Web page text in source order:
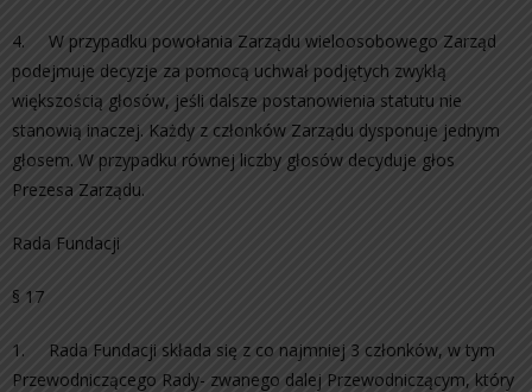
4. W przypadku powołania Zarządu wieloosobowego Zarząd
podejmuje decyzje za pomocą uchwał podjętych zwykłą
większością głosów, jeśli dalsze postanowienia statutu nie
stanowią inaczej. Każdy z członków Zarządu dysponuje jednym
głosem. W przypadku równej liczby głosów decyduje głos
Prezesa Zarządu.
Rada Fundacji
§ 17
1. Rada Fundacji składa się z co najmniej 3 członków, w tym
Przewodniczącego Rady- zwanego dalej Przewodniczącym, który